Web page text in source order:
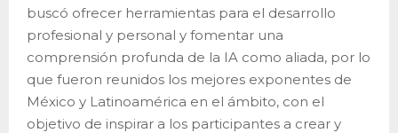
buscó ofrecer herramientas para el desarrollo
profesional y personal y fomentar una
comprensión profunda de la IA como aliada, por lo
que fueron reunidos los mejores exponentes de
México y Latinoamérica en el ámbito, con el
objetivo de inspirar a los participantes a crear y